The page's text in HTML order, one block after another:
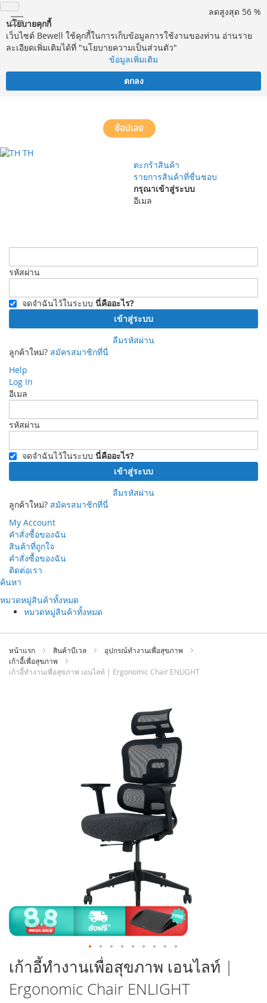
นโยบายคุกกี้
เว็บไซต์ Bewell ใช้คุกกี้ในการเก็บข้อมูลการใช้งานของท่าน อ่านราย
ละเอียดเพิ่มเติมได้ที่ "นโยบายความเป็นส่วนตัว"
ข้อมูลเพิ่มเติม
ตกลง
ช้อปเลย
TH
ตะกร้าสินค้า
รายการสินค้าที่ชื่นชอบ
กรุณาเข้าสู่ระบบ
อีเมล
รหัสผ่าน
จดจำฉันไว้ในระบบ นี่คืออะไร?
เข้าสู่ระบบ
ลืมรหัสผ่าน
ลูกค้าใหม่? สมัครสมาชิกที่นี่
Help
Log In
อีเมล
รหัสผ่าน
จดจำฉันไว้ในระบบ นี่คืออะไร?
เข้าสู่ระบบ
ลืมรหัสผ่าน
ลูกค้าใหม่? สมัครสมาชิกที่นี่
My Account
คำสั่งซื้อของฉัน
สินค้าที่ถูกใจ
คำสั่งซื้อของฉัน
ติดต่อเรา
ข้าม
ที่
เนื้อหา
ค้นหา
หมวดหมู่สินค้าทั้งหมด
หมวดหมู่สินค้าทั้งหมด
หน้าแรก สินค้าบีเวล
อุปกรณ์ทำงานเพื่อสุขภาพ
เก้าอี้เพื่อสุขภาพ
เก้าอี้ทำงานเพื่อสุขภาพ เอนไลท์ | Ergonomic Chair ENLIGHT
ลดสูงสุด 56 %
ข้าม
ไป
ที่
ส่วน
เก้าอี้ทำงานเพื่อสุขภาพ เอนไลท์ |
Ergonomic Chair ENLIGHT